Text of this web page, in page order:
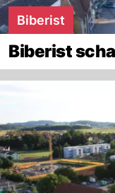
Biberist
Biberist